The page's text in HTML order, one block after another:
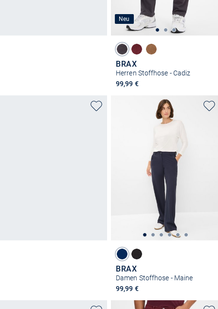
Neu
BRAX
Herren Stoffhose - Cadiz
99,99 €
BRAX
Damen Stoffhose - Maine
99,99 €